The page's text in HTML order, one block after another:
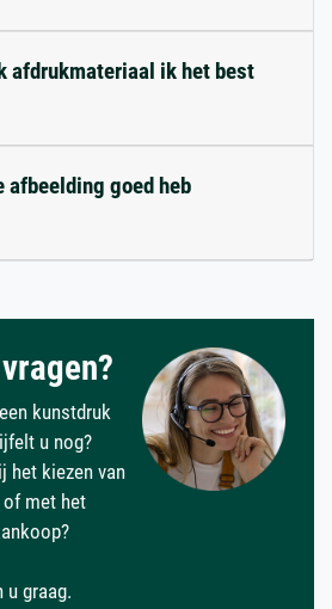
afdrukmateriaal ik het best
goed heb
kunstdruk
u nog?
het kiezen van
met het
u graag.